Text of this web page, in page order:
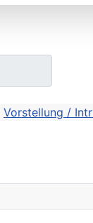
Vorstellung /